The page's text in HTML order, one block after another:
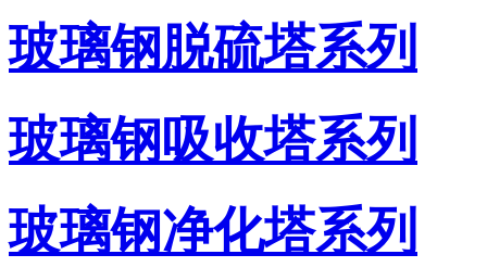
玻璃钢脱硫塔系列
玻璃钢吸收塔系列
玻璃钢净化塔系列